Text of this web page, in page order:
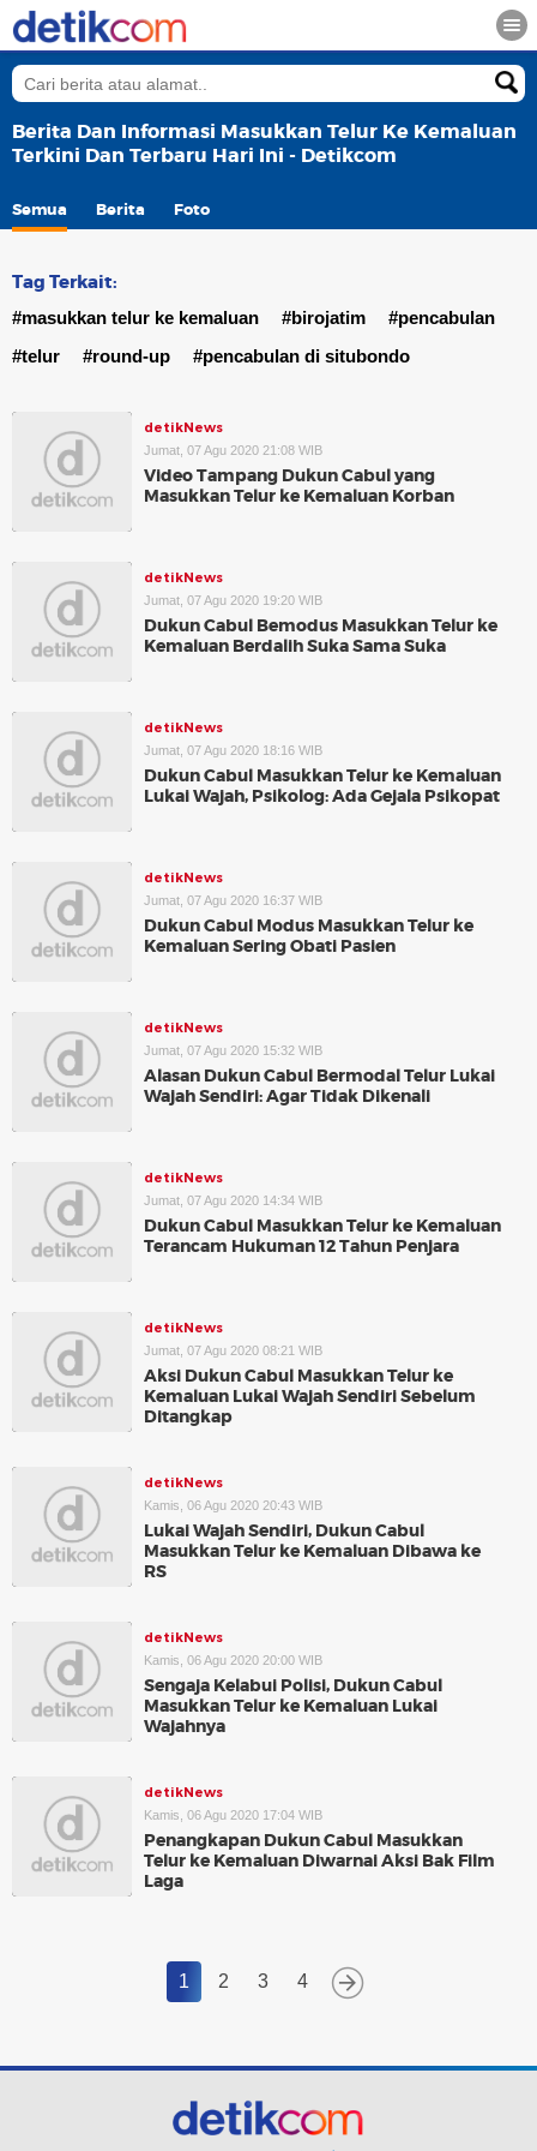
Berita Dan Informasi Masukkan Telur Ke Kemaluan
Terkini Dan Terbaru Hari Ini - Detikcom
Semua Berita Foto
Tag Terkait:
#masukkan telur ke kemaluan #birojatim
#pencabulan
#telur
#round-up #pencabulan di situbondo
detikNews
Jumat, 07 Agu 2020 21:08 WIB
Video Tampang Dukun Cabul yang
Masukkan Telur ke Kemaluan Korban
detikNews
Jumat, 07 Agu 2020 19:20 WIB
Dukun Cabul Bemodus Masukkan Telur ke
Kemaluan Berdalih Suka Sama Suka
detikNews
Jumat, 07 Agu 2020 18:16 WIB
Dukun Cabul Masukkan Telur ke Kemaluan
Lukai Wajah, Psikolog: Ada Gejala Psikopat
detikNews
Jumat, 07 Agu 2020 16:37 WIB
Dukun Cabul Modus Masukkan Telur ke
Kemaluan Sering Obati Pasien
detikNews
Jumat, 07 Agu 2020 15:32 WIB
Alasan Dukun Cabul Bermodal Telur Lukai
Wajah Sendiri: Agar Tidak Dikenali
detikNews
Jumat, 07 Agu 2020 14:34 WIB
Dukun Cabul Masukkan Telur ke Kemaluan
Terancam Hukuman 12 Tahun Penjara
detikNews
Jumat, 07 Agu 2020 08:21 WIB
Aksi Dukun Cabul Masukkan Telur ke
Kemaluan Lukai Wajah Sendiri Sebelum
Ditangkap
detikNews
Kamis, 06 Agu 2020 20:43 WIB
Lukai Wajah Sendiri, Dukun Cabul
Masukkan Telur ke Kemaluan Dibawa ke
RS
detikNews
Kamis, 06 Agu 2020 20:00 WIB
Sengaja Kelabui Polisi, Dukun Cabul
Masukkan Telur ke Kemaluan Lukai
Wajahnya
detikNews
Kamis, 06 Agu 2020 17:04 WIB
Penangkapan Dukun Cabul Masukkan
Telur ke Kemaluan Diwarnai Aksi Bak Film
Laga
1 2 3 4